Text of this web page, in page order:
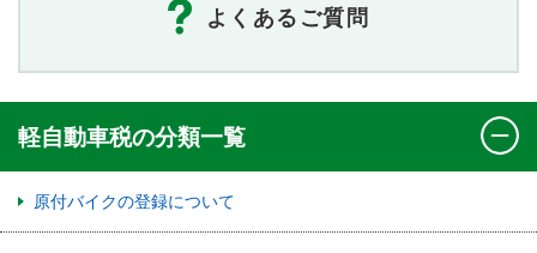
よくあるご質問
軽自動車税の分類一覧
原付バイクの登録について